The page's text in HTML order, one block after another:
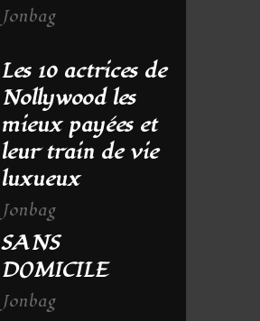
Jonbag
Les 10 actrices de
Nollywood les
mieux payées et
leur train de vie
luxueux
Jonbag
SANS
DOMICILE
Jonbag